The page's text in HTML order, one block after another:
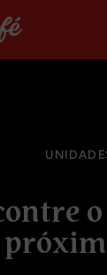
UNIDAD E
ontre o
próxim